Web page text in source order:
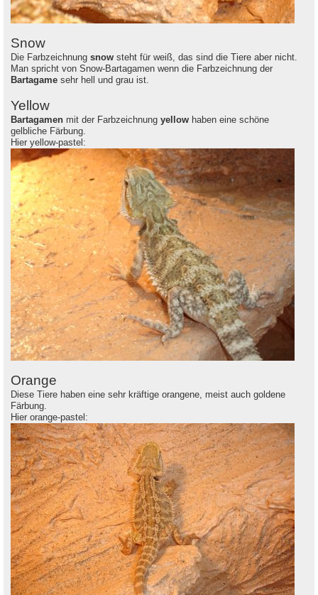
Snow
Die Farbzeichnung snow steht für weiß, das sind die Tiere aber nicht.
Man spricht von Snow-Bartagamen wenn die Farbzeichnung der
Bartagame sehr hell und grau ist.
Yellow
Bartagamen mit der Farbzeichnung yellow haben eine schöne
gelbliche Färbung.
Hier yellow-pastel:
Orange
Diese Tiere haben eine sehr kräftige orangene, meist auch goldene
Färbung.
Hier orange-pastel: